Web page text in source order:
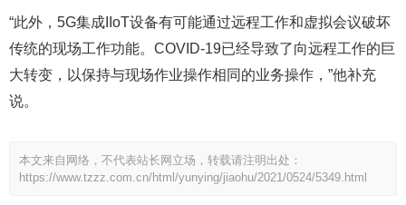
“此外，5G集成IIoT设备有可能通过远程工作和虚拟会议破坏
传统的现场工作功能。COVID-19已经导致了向远程工作的巨
大转变，以保持与现场作业操作相同的业务操作，”他补充
说。
本文来自网络，不代表站长网立场，转载请注明出处：
https://www.tzzz.com.cn/html/yunying/jiaohu/2021/0524/5349.html